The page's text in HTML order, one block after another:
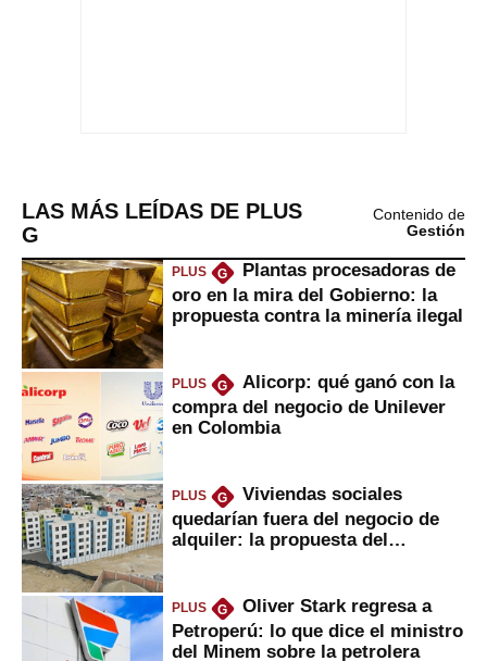
LAS MÁS LEÍDAS DE PLUS
G
Contenido de
Gestión
PLUS G
Plantas procesadoras de
oro en la mira del Gobierno: la
propuesta contra la minería ilegal
PLUS G
Alicorp: qué ganó con la
compra del negocio de Unilever
en Colombia
PLUS G
Viviendas sociales
quedarían fuera del negocio de
alquiler: la propuesta del
PLUS G
Oliver Stark regresa a
Petroperú: lo que dice el ministro
del Minem sobre la petrolera